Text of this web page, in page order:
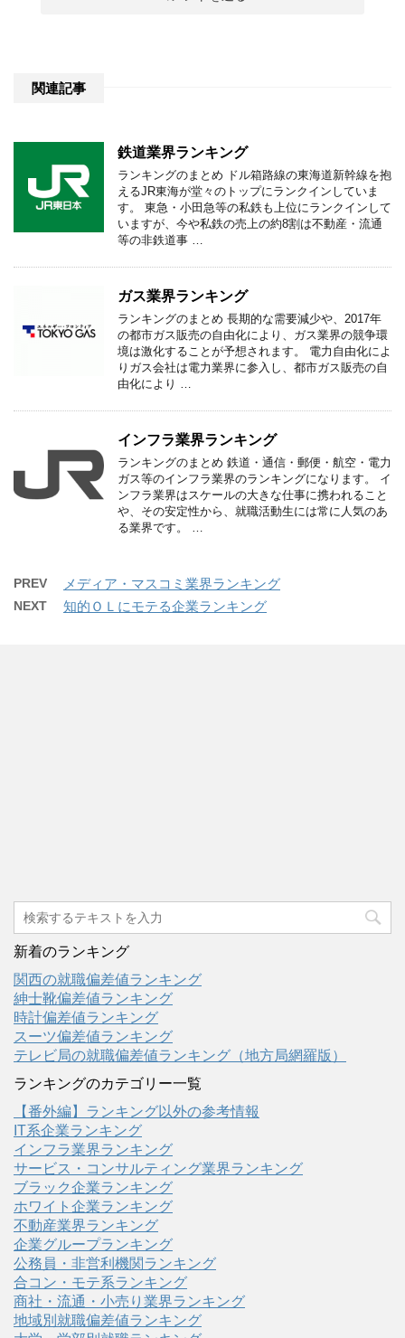
関連記事
鉄道業界ランキング
ランキングのまとめ ドル箱路線の東海道新幹線を抱
えるJR東海が堂々のトップにランクインしていま
す。 東急・小田急等の私鉄も上位にランクインして
いますが、今や私鉄の売上の約8割は不動産・流通
等の非鉄道事 …
ガス業界ランキング
ランキングのまとめ 長期的な需要減少や、2017年
の都市ガス販売の自由化により、ガス業界の競争環
境は激化することが予想されます。 電力自由化によ
りガス会社は電力業界に参入し、都市ガス販売の自
由化により …
インフラ業界ランキング
ランキングのまとめ 鉄道・通信・郵便・航空・電力
ガス等のインフラ業界のランキングになります。 イ
ンフラ業界はスケールの大きな仕事に携われること
や、その安定性から、就職活動生には常に人気のあ
る業界です。 …
PREV メディア・マスコミ業界ランキング
NEXT 知的ＯＬにモテる企業ランキング
新着のランキング
関西の就職偏差値ランキング
紳士靴偏差値ランキング
時計偏差値ランキング
スーツ偏差値ランキング
テレビ局の就職偏差値ランキング（地方局網羅版）
ランキングのカテゴリー一覧
【番外編】ランキング以外の参考情報
IT系企業ランキング
インフラ業界ランキング
サービス・コンサルティング業界ランキング
ブラック企業ランキング
ホワイト企業ランキング
不動産業界ランキング
企業グループランキング
公務員・非営利機関ランキング
合コン・モテ系ランキング
商社・流通・小売り業界ランキング
地域別就職偏差値ランキング